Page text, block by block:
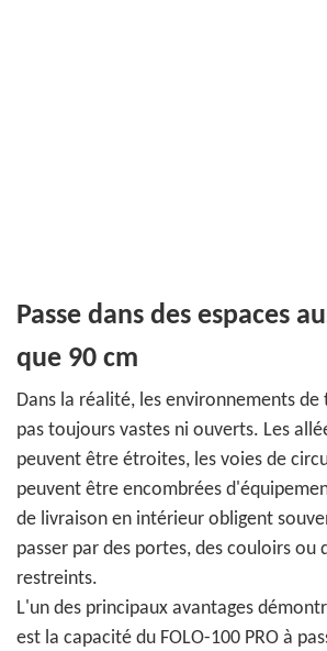
Passe dans des espaces
que 90 cm
Dans la réalité, les environnements
pas toujours vastes ni ouverts. Les
peuvent être étroites, les voies de
peuvent être encombrées
de livraison en intérieur obligent
passer par des portes, des couloirs ou
restreints.
L'un des principaux avantages
est la capacité du FOLO-100 PRO à